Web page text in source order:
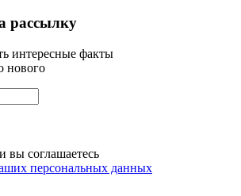
рассылку
интересные факты
нового
вы соглашаетесь
персональных данных